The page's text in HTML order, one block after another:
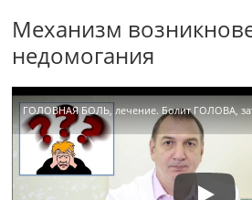
Механизм
недомогания